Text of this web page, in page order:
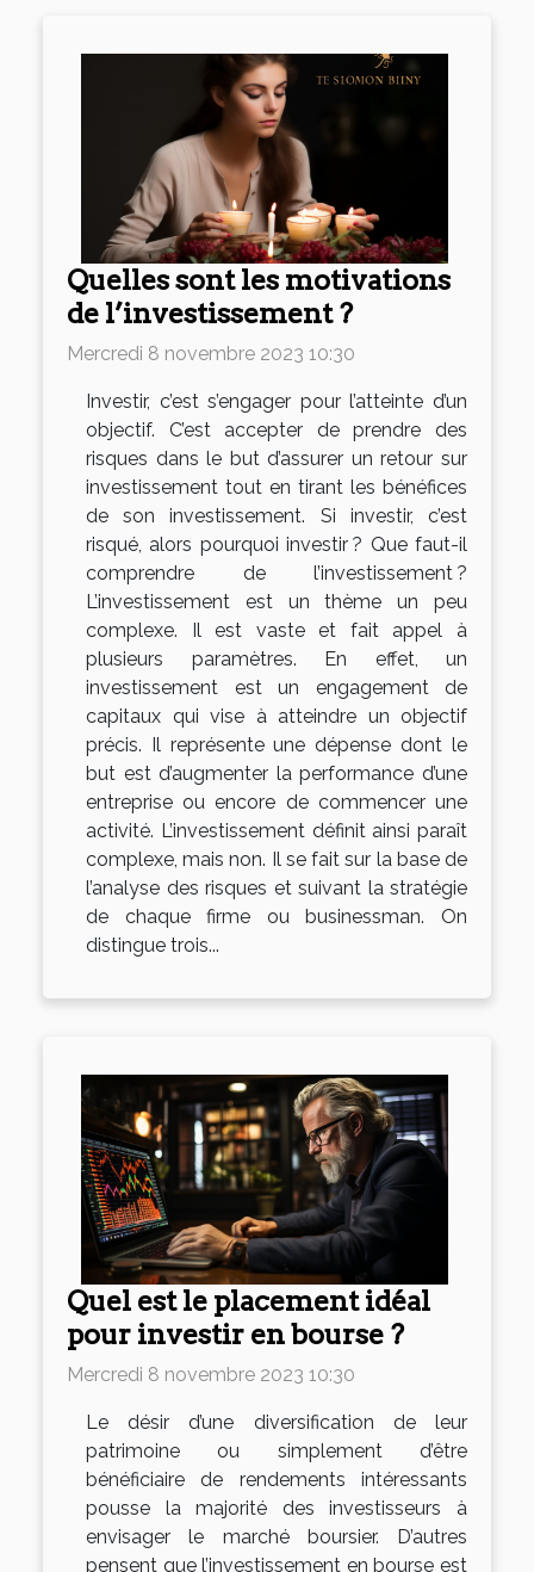
Quelles sont les motivations
de l’investissement ?
Mercredi 8 novembre 2023 10:30
Investir, c’est s’engager pour l’atteinte d’un
objectif. C’est accepter de prendre des
risques dans le but d’assurer un retour sur
investissement tout en tirant les bénéfices
de son investissement. Si investir, c’est
risqué, alors pourquoi investir ? Que faut-il
comprendre de l’investissement ?
L’investissement est un thème un peu
complexe. Il est vaste et fait appel à
plusieurs paramètres. En effet, un
investissement est un engagement de
capitaux qui vise à atteindre un objectif
précis. Il représente une dépense dont le
but est d’augmenter la performance d’une
entreprise ou encore de commencer une
activité. L’investissement définit ainsi paraît
complexe, mais non. Il se fait sur la base de
l’analyse des risques et suivant la stratégie
de chaque firme ou businessman. On
distingue trois...
Quel est le placement idéal
pour investir en bourse ?
Mercredi 8 novembre 2023 10:30
Le désir d’une diversification de leur
patrimoine ou simplement d’être
bénéficiaire de rendements intéressants
pousse la majorité des investisseurs à
envisager le marché boursier. D’autres
pensent que l’investissement en bourse est